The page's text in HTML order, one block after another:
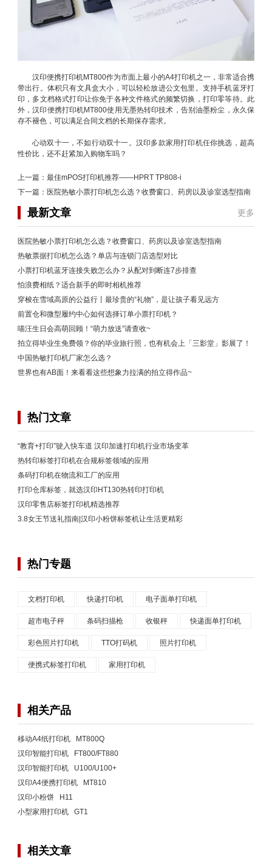
汉印便携打印机MT800作为市面上最小的A4打印机之一，非常适合携
带出行。体积只有文具盒大小，可以轻松放进公文包里。支持手机蓝牙打
印，多文档格式打印让你免于各种文件格式的频繁切换，打印零等待。此
外，汉印便携打印机MT800使用无墨热转印技术，告别油墨粉尘，永久保
存不褪色，可以满足合同文档的长期保存需求。
心动双十一，不如行动双十一。汉印多款家用打印机任你挑选，超高
性价比，还不赶紧加入购物车吗？
上一篇： 最佳mPOS打印机推荐——HPRT TP808-i
下一篇： 医院热敏小票打印机怎么选？收费窗口、药房以及诊室选型指南
最新文章 更多
医院热敏小票打印机怎么选？收费窗口、药房以及诊室选型指南
热敏票据打印机怎么选？单店与连锁门店选型对比
小票打印机蓝牙连接失败怎么办？从配对到断连7步排查
怕浪费相纸？适合新手的即时相机推荐
穿梭在雪域高原的公益行丨最珍贵的“礼物”，是让孩子看见远方
前置仓和微型履约中心如何选择订单小票打印机？
喵汪生日会高萌回顾！“萌力放送”请查收~
拍立得毕业生免费领？你的毕业旅行照，也有机会上「三影堂」影展了！
中国热敏打印机厂家怎么选？
世界也有AB面！来看看这些想象力拉满的拍立得作品~
热门文章
“教育+打印”驶入快车道 汉印加速打印机行业市场变革
热转印标签打印机在合规标签领域的应用
条码打印机在物流和工厂的应用
打印仓库标签，就选汉印HT130热转印打印机
汉印零售店标签打印机精选推荐
3.8女王节送礼指南|汉印小粉饼标签机让生活更精彩
热门专题
文档打印机 快递打印机 电子面单打印机
超市电子秤 条码扫描枪 收银秤 快递面单打印机
彩色照片打印机 TTO打码机 照片打印机
便携式标签打印机 家用打印机
相关产品
移动A4纸打印机 MT800Q
汉印智能打印机 FT800/FT880
汉印智能打印机 U100/U100+
汉印A4便携打印机 MT810
汉印小粉饼 H11
小型家用打印机 GT1
相关文章